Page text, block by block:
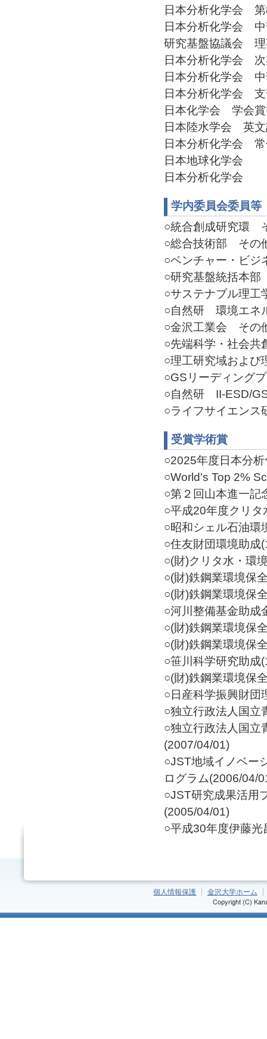
日本分析化学会 第
日本分析化学会
研究基盤協議会 理
日本分析化学会
日本分析化学会
日本分析化学会
日本化学会 学会賞
日本陸水学会 英
日本分析化学会
日本地球化学会
日本分析化学会
学内委員会委員等
○統合創成研究環
○総合技術部 その
○ベンチャー・ビ
○研究基盤統括本
○サステナブル理
○自然研 環境エネ
○金沢工業会 その
○先端科学・社会
○理工研究域およ
○GSリーディング
○自然研 II-ESD/
○ライフサイエン
受賞学術賞
○2025年度日本分
○World's Top 2%
○第２回山本進一記
○平成20年度クリ
○昭和シェル石油環
○住友財団環境助成
○(財)クリタ水・環
○(財)鉄鋼業環境保
○(財)鉄鋼業環境保
○河川整備基金助成
○(財)鉄鋼業環境保
○(財)鉄鋼業環境保
○笹川科学研究助成
○(財)鉄鋼業環境保
○日産科学振興財団
○独立行政法人国立
○独立行政法人国立
(2007/04/01)
○JST地域イノベー
ログラム(2006/04/
○JST研究成果活用
(2005/04/01)
○平成30年度伊藤
個人情報保護 金沢大学ホーム